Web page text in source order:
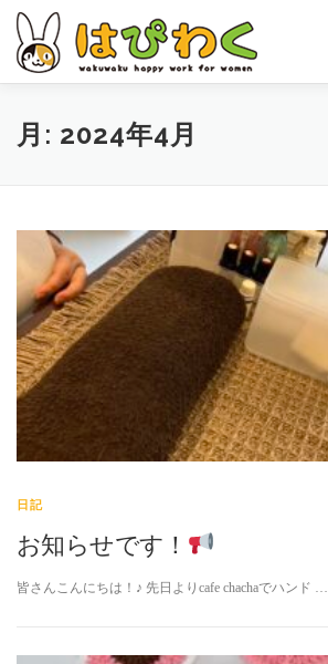
ホーム はぴわくの特徴
月: 2024年4月
日記
お知らせです！
皆さんこんにちは！♪ 先日よりcafe chachaでハンド …